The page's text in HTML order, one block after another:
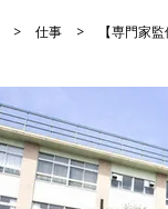
仕事 【専門家